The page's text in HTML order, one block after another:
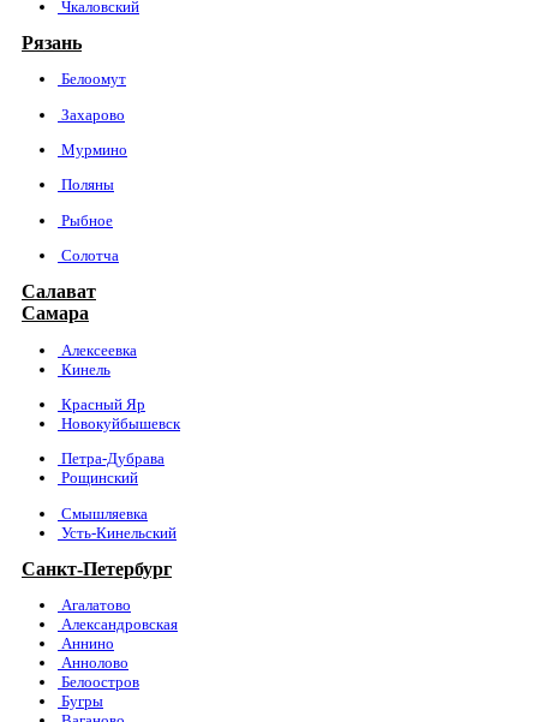
Чкаловский
Рязань
Белоомут
Захарово
Мурмино
Поляны
Рыбное
Солотча
Салават
Самара
Алексеевка
Кинель
Красный Яр
Новокуйбышевск
Петра-Дубрава
Рощинский
Смышляевка
Усть-Кинельский
Санкт-Петербург
Агалатово
Александровская
Аннино
Аннолово
Белоостров
Бугры